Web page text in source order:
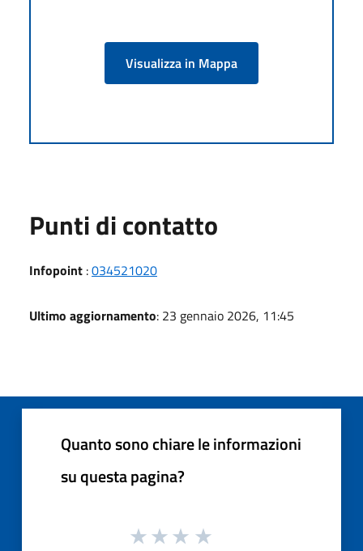
Visualizza in Mappa
Punti di contatto
Infopoint :034521020
Ultimo aggiornamento: 23 gennaio 2026, 11:45
Quanto sono chiare le informazioni
su questa pagina?